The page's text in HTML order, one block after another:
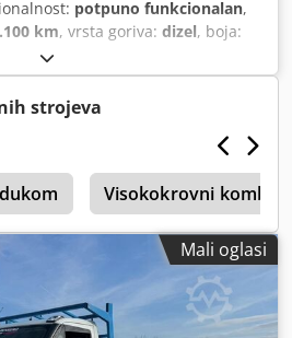
potpuno funkcionalan,
km, vrsta goriva: dizel, boja:
dnevna kabina
2015,
strojeva
Visokokrovni kombi
Mali oglasi